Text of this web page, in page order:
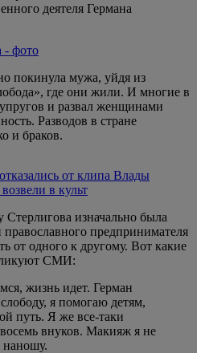
деятеля Германа
- фото
покинула мужа, уйдя из
где они жили. И многие в
и развал женщинами
Разводов в стране
и браков.
от клипа Влады
в культ
Стерлигова изначально была
предпринимателя
от одного к другому. Вот какие
СМИ:
жизнь идет. Герман
я помогаю детям,
путь. Я же все-таки
внуков. Макияж я не
наношу.